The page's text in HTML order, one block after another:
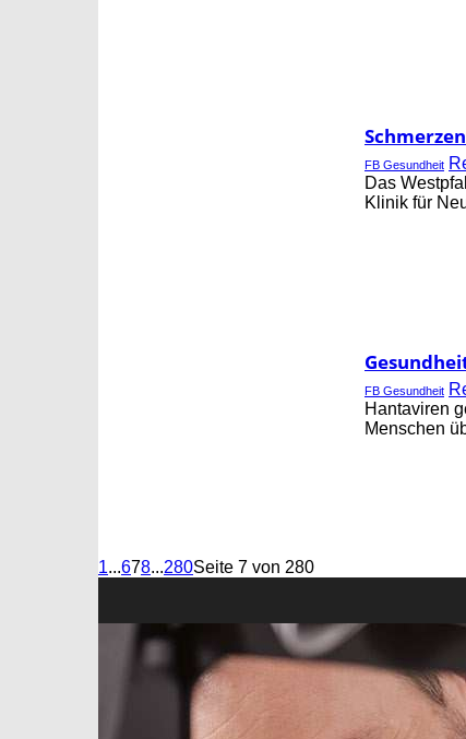
FB Gesundheit
Das
Klinik für
FB Gesundheit
Hantaviren
Menschen
1...678...280Seite 7 von 280